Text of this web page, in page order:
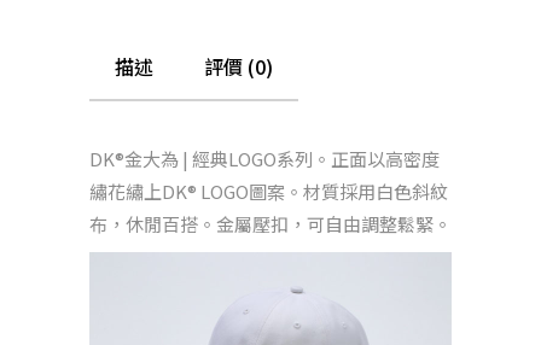
描述 評價 (0)
DK®金大為 | 經典LOGO系列。正面以高密度
繡花繡上DK® LOGO圖案。材質採用白色斜紋
布，休閒百搭。金屬壓扣，可自由調整鬆緊。